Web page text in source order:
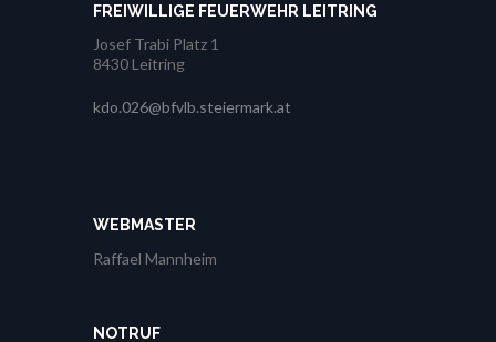
FREIWILLIGE FEUERWEHR LEITRING
Josef Trabi Platz 1
8430 Leitring
kdo.026@bfvlb.steiermark.at
WEBMASTER
Raffael Mannheim
NOTRUF